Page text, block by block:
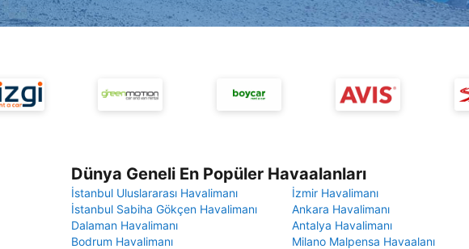
Dünya Geneli En Popüler Havaalanları
İstanbul Uluslararası Havalimanı
İzmir Havalimanı
İstanbul Sabiha Gökçen Havalimanı
Ankara Havalimanı
Dalaman Havalimanı
Antalya Havalimanı
Bodrum Havalimanı
Milano Malpensa Havaalanı